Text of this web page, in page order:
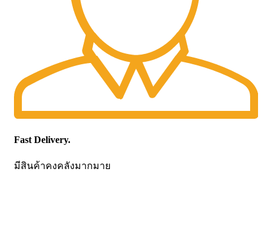
Fast Delivery.
มีสินค้าคงคลังมากมาย